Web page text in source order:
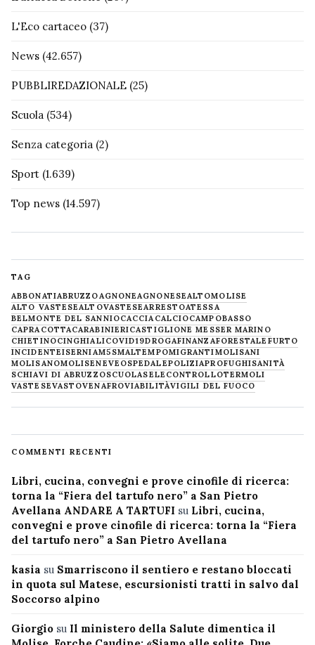
L'Eco cartaceo (37)
News (42.657)
PUBBLIREDAZIONALE (25)
Scuola (534)
Senza categoria (2)
Sport (1.639)
Top news (14.597)
TAG
ABBONATIABRUZZOAGNONEAGNONESEALTOMOLISE
ALTO VASTESEALTOVASTESEARRESTOATESSA
BELMONTE DEL SANNIOCACCIACALCIOCAMPOBASSO
CAPRACOTTACARABINIERICASTIGLIONE MESSER MARINO
CHIETINOCINGHIALICOVID19DROGAFINANZAFORESTALE FURTO
INCIDENTEISERNIAM5SMALTEMPOMIGRANTIMOLISANI
MOLISANOMOLISENEVE OSPEDALEPOLIZIAPROFUGHISANITÀ
SCHIAVI DI ABRUZZOSCUOLASELECONTROLLOTERMOLI
VASTESEVASTOVENAFROVIABILITÀVIGILI DEL FUOCO
COMMENTI RECENTI
Libri, cucina, convegni e prove cinofile di ricerca:
torna la “Fiera del tartufo nero” a San Pietro
Avellana ANDARE A TARTUFI su Libri, cucina,
convegni e prove cinofile di ricerca: torna la “Fiera
del tartufo nero” a San Pietro Avellana
kasia su Smarriscono il sentiero e restano bloccati
in quota sul Matese, escursionisti tratti in salvo dal
Soccorso alpino
Giorgio su Il ministero della Salute dimentica il